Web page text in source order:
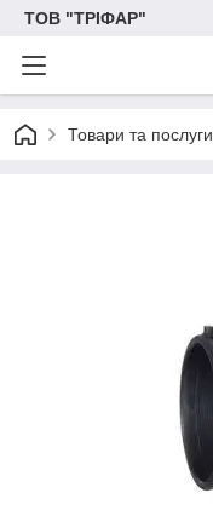
ТОВ "ТРІФАР"
Товари та послуги